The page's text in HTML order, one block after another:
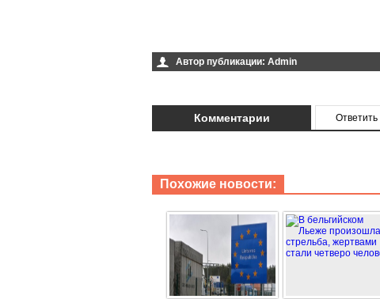
Автор публикации: Admin
Комментарии Ответить
Похожие новости: